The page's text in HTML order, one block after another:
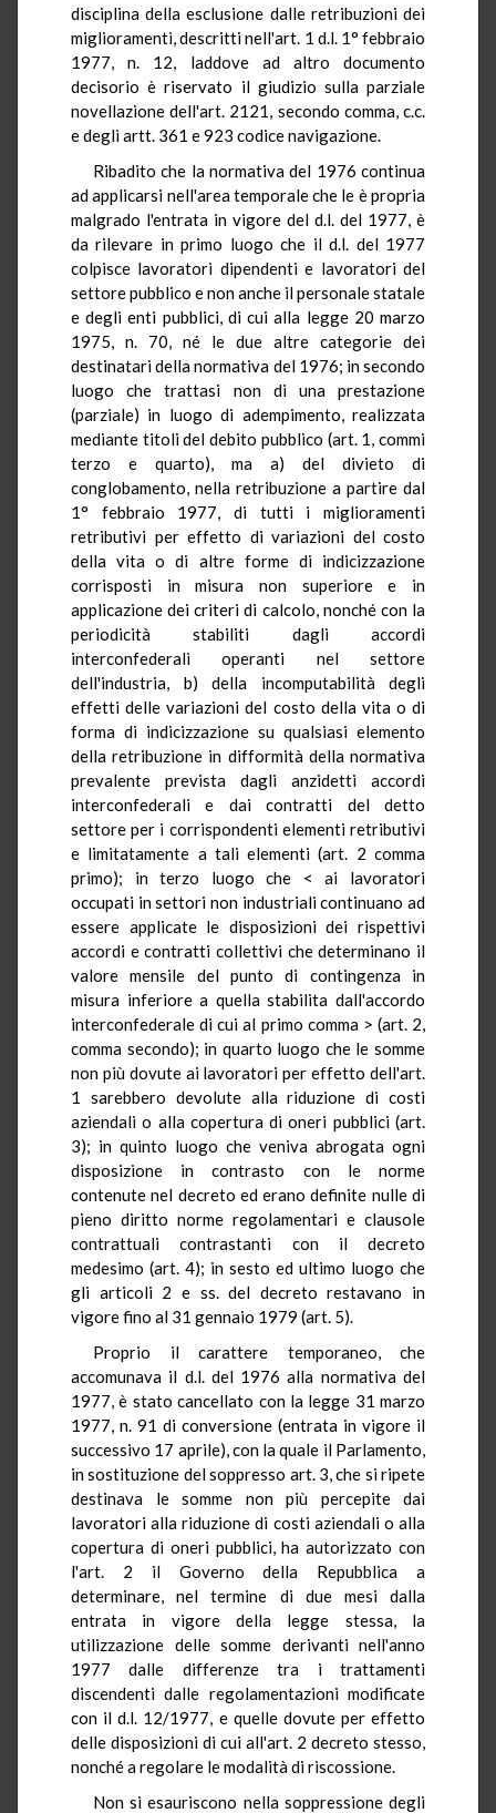
disciplina della esclusione dalle retribuzioni dei
miglioramenti, descritti nell'art. 1 d.l. 1° febbraio
1977, n. 12, laddove ad altro documento
decisorio è riservato il giudizio sulla parziale
novellazione dell'art. 2121, secondo comma, c.c.
e degli artt. 361 e 923 codice navigazione.
Ribadito che la normativa del 1976 continua
ad applicarsi nell'area temporale che le è propria
malgrado l'entrata in vigore del d.l. del 1977, è
da rilevare in primo luogo che il d.l. del 1977
colpisce lavoratori dipendenti e lavoratori del
settore pubblico e non anche il personale statale
e degli enti pubblici, di cui alla legge 20 marzo
1975, n. 70, né le due altre categorie dei
destinatari della normativa del 1976; in secondo
luogo che trattasi non di una prestazione
(parziale) in luogo di adempimento, realizzata
mediante titoli del debito pubblico (art. 1, commi
terzo e quarto), ma a) del divieto di
conglobamento, nella retribuzione a partire dal
1° febbraio 1977, di tutti i miglioramenti
retributivi per effetto di variazioni del costo
della vita o di altre forme di indicizzazione
corrisposti in misura non superiore e in
applicazione dei criteri di calcolo, nonché con la
periodicità stabiliti dagli accordi
interconfederali operanti nel settore
dell'industria, b) della incomputabilità degli
effetti delle variazioni del costo della vita o di
forma di indicizzazione su qualsiasi elemento
della retribuzione in difformità della normativa
prevalente prevista dagli anzidetti accordi
interconfederali e dai contratti del detto
settore per i corrispondenti elementi retributivi
e limitatamente a tali elementi (art. 2 comma
primo); in terzo luogo che < ai lavoratori
occupati in settori non industriali continuano ad
essere applicate le disposizioni dei rispettivi
accordi e contratti collettivi che determinano il
valore mensile del punto di contingenza in
misura inferiore a quella stabilita dall'accordo
interconfederale di cui al primo comma > (art. 2,
comma secondo); in quarto luogo che le somme
non più dovute ai lavoratori per effetto dell'art.
1 sarebbero devolute alla riduzione di costi
aziendali o alla copertura di oneri pubblici (art.
3); in quinto luogo che veniva abrogata ogni
disposizione in contrasto con le norme
contenute nel decreto ed erano definite nulle di
pieno diritto norme regolamentari e clausole
contrattuali contrastanti con il decreto
medesimo (art. 4); in sesto ed ultimo luogo che
gli articoli 2 e ss. del decreto restavano in
vigore fino al 31 gennaio 1979 (art. 5).
Proprio il carattere temporaneo, che
accomunava il d.l. del 1976 alla normativa del
1977, è stato cancellato con la legge 31 marzo
1977, n. 91 di conversione (entrata in vigore il
successivo 17 aprile), con la quale il Parlamento,
in sostituzione del soppresso art. 3, che si ripete
destinava le somme non più percepite dai
lavoratori alla riduzione di costi aziendali o alla
copertura di oneri pubblici, ha autorizzato con
l'art. 2 il Governo della Repubblica a
determinare, nel termine di due mesi dalla
entrata in vigore della legge stessa, la
utilizzazione delle somme derivanti nell'anno
1977 dalle differenze tra i trattamenti
discendenti dalle regolamentazioni modificate
con il d.l. 12/1977, e quelle dovute per effetto
delle disposizioni di cui all'art. 2 decreto stesso,
nonché a regolare le modalità di riscossione.
Non si esauriscono nella soppressione degli